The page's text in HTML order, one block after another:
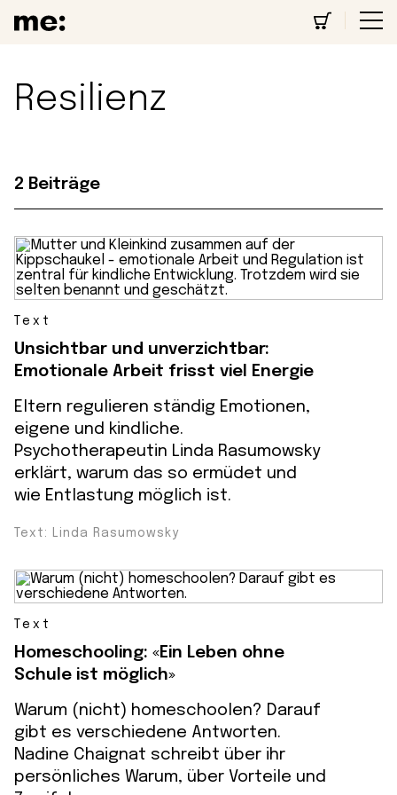
Resilienz
2 Beiträge
Text
Unsichtbar und unverzichtbar:
Emotionale Arbeit frisst viel Energie
Eltern regulieren ständig Emotionen,
eigene und kindliche.
Psychotherapeutin Linda Rasumowsky
erklärt, warum das so ermüdet und
wie Entlastung möglich ist.
Text: Linda Rasumowsky
Text
Homeschooling: «Ein Leben ohne
Schule ist möglich»
Warum (nicht) homeschoolen? Darauf
gibt es verschiedene Antworten.
Nadine Chaignat schreibt über ihr
persönliches Warum, über Vorteile und